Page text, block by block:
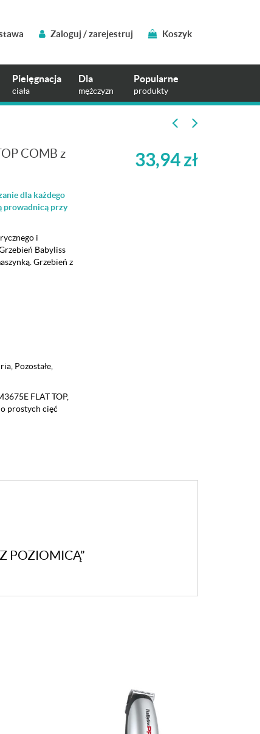
Zaloguj / zarejestruj Koszyk
Pielęgnacja
ciała
Dla
mężczyzn
Popularne
produkty
COMB z
dla każdego
prowadnicą przy
i
Babyliss
Grzebień z
, Pozostałe,
FLAT TOP,
prostych cięć
33,94zł
POZIOMICĄ”